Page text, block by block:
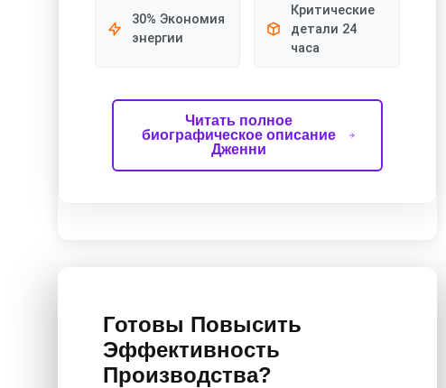
30% Экономия
энергии
Критические
детали 24
часа
Читать полное
биографическое описание
Дженни
Готовы Повысить
Эффективность
Производства?